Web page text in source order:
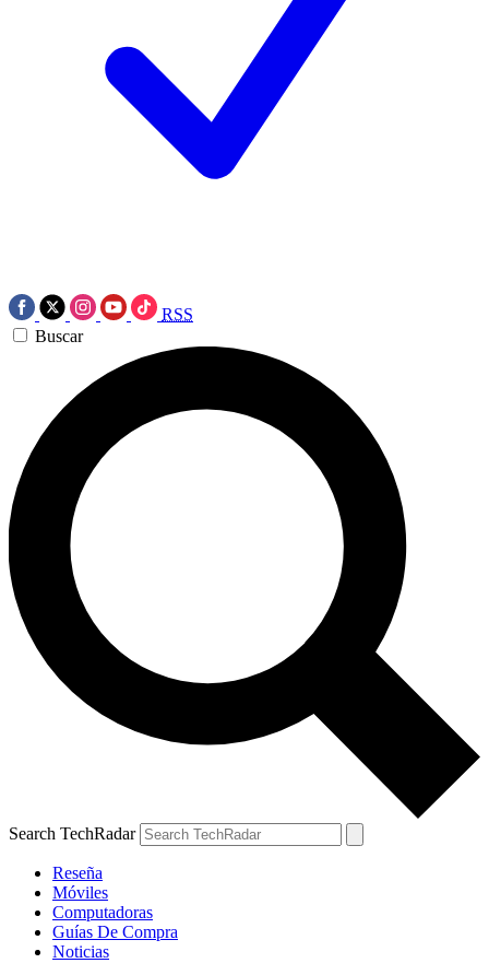
RSS
Buscar
Search TechRadar
Reseña
Móviles
Computadoras
Guías De Compra
Noticias